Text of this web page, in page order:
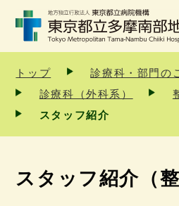
トップ
診療科・部門の
診療科（外科系）
スタッフ紹介
スタッフ紹介（整